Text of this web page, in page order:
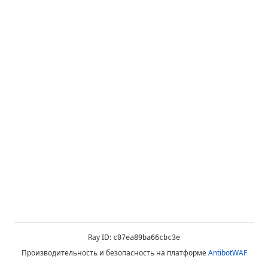
Ray ID: c07ea89ba66cbc3e
Производительность и безопасность на платформеAntibotWAF